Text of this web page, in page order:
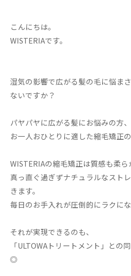
こんにちは。
WISTERIAです。
湿気の影響で広がる髪の毛に悩ま
ないですか？
パヤパヤに広がる髪にお悩みの方、
お一人おひとりに適した縮毛矯正
WISTERIAの縮毛矯正は質感も柔ら
真っ直ぐ過ぎずナチュラルなスト
きます。
毎日のお手入れが圧倒的にラクに
それが実現できるのも、
「ULTOWAトリートメント」との
◎